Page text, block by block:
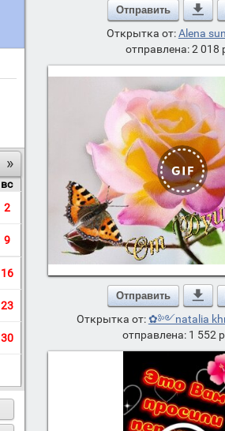
»
вс
2
9
16
23
30
Отправить
Открытка от:Alena
отправлена: 2 018
Отправить
Открытка от:✿༻natalia
отправлена: 1 552